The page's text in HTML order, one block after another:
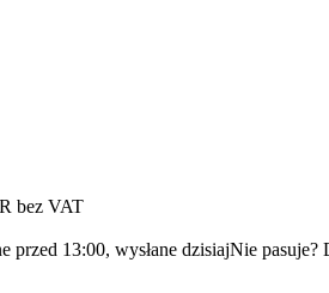
bez VAT
przed 13:00, wysłane dzisiajNie pasuje?